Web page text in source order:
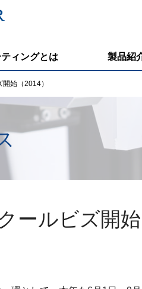
ィングとは 製品紹
始（2014）
ールビズ開始